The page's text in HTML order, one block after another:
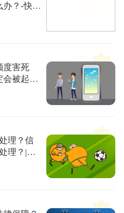
办？-快消
度害死
会被起诉
理？信
理？|世